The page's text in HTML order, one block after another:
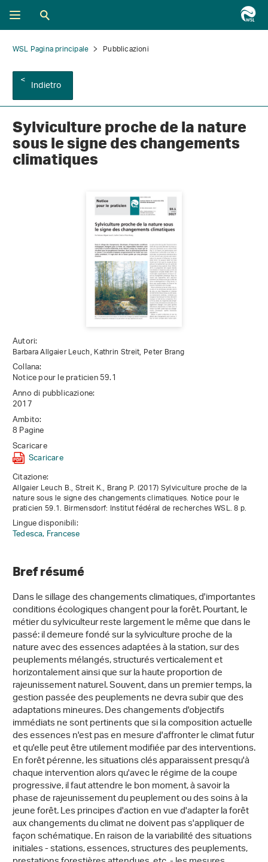
WSL Pagina principale Pubblicazioni
Indietro
Sylviculture proche de la nature
sous le signe des changements
climatiques
Autori:
Barbara Allgaier Leuch, Kathrin Streit, Peter Brang
Collana:
Notice pour le praticien 59.1
Anno di pubblicazione:
2017
Ambito:
8 Pagine
Scaricare
Scaricare
Citazione:
Allgaier Leuch B., Streit K., Brang P. (2017) Sylviculture proche de la
nature sous le signe des changements climatiques. Notice pour le
praticien 59.1. Birmensdorf: Institut fédéral de recherches WSL. 8 p.
Lingue disponibili:
Tedesca, Francese
Bref résumé
Dans le sillage des changements climatiques, d'importantes
conditions écologiques changent pour la forêt. Pourtant, le
métier du sylviculteur reste largement le même que dans le
passé: il demeure fondé sur la sylviculture proche de la
nature avec des essences adaptées à la station, sur des
peuplements mélangés, structurés verticalement et
horizontalement ainsi que sur la haute proportion de
rajeunissement naturel. Souvent, dans un premier temps, la
gestion passée des peuplements ne devra subir que des
adaptations mineures. Des changements d'objectifs
immédiats ne sont pertinents que si la composition actuelle
des essences n'est pas en mesure d'affronter le climat futur
et qu'elle peut être utilement modifiée par des interventions.
En forêt pérenne, les situations clés apparaissent presqu'à
chaque intervention alors qu'avec le régime de la coupe
progressive, il faut attendre le bon moment, à savoir la
phase de rajeunissement du peuplement ou des soins à la
jeune forêt. Les principes d'action en vue d'adapter la forêt
aux changements du climat ne doivent pas s'appliquer de
façon schématique. En raison de la variabilité des situations
initiales - stations, essences, structures des peuplements,